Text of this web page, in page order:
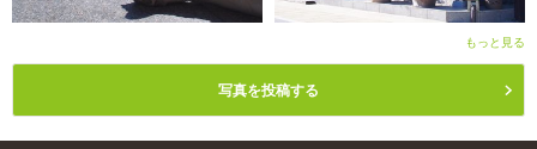
もっと見る
写真を投稿する